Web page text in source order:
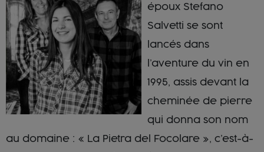
époux Stefano
Salvetti se sont
lancés dans
l’aventure du vin en
1995, assis devant la
cheminée de pierre
qui donna son nom
au domaine : « La Pietra del Focolare », c’est-à-